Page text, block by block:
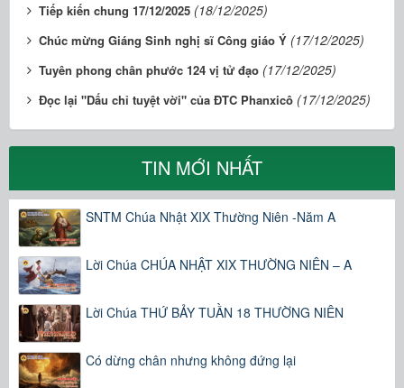
Tiếp kiến chung 17/12/2025 (18/12/2025)
Chúc mừng Giáng Sinh nghị sĩ Công giáo Ý (17/12/2025)
Tuyên phong chân phước 124 vị tử đạo (17/12/2025)
Đọc lại "Dấu chỉ tuyệt vời" của ĐTC Phanxicô (17/12/2025)
TIN MỚI NHẤT
SNTM Chúa Nhật XIX Thường Niên -Năm A
Lời Chúa CHÚA NHẬT XIX THƯỜNG NIÊN – A
Lời Chúa THỨ BẢY TUẦN 18 THƯỜNG NIÊN
Có dừng chân nhưng không đứng lại